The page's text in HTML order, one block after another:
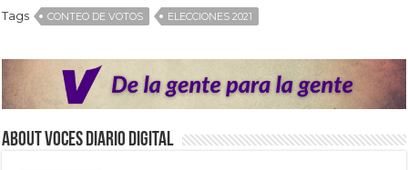
Tags CONTEO DE VOTOS ELECCIONES 2021
About VOCES Diario digital